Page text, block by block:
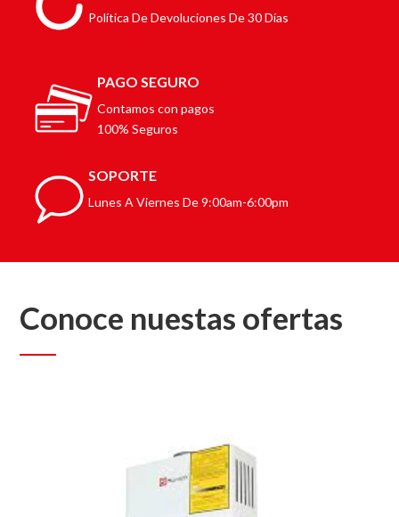
Política De Devoluciones De 30 Días
PAGO SEGURO
Contamos con pagos
100% Seguros
SOPORTE
Lunes A Viernes De 9:00am-6:00pm
Conoce nuestas ofertas